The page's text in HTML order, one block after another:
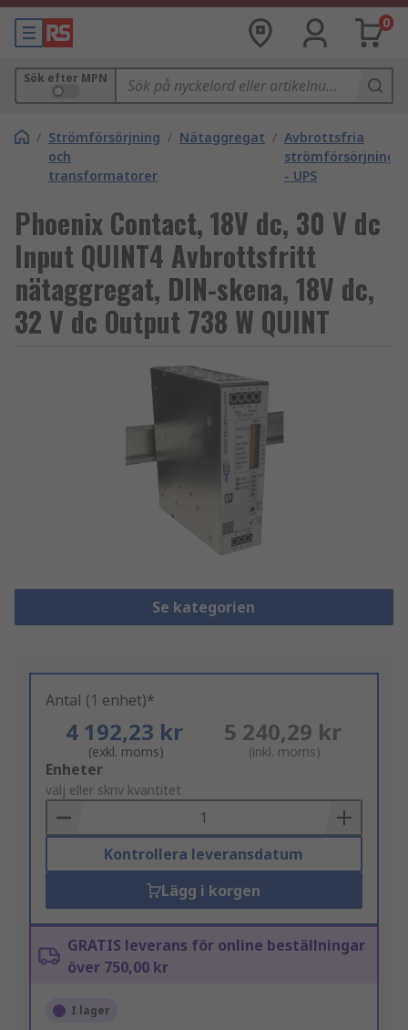
0
Sök efter MPN
/ Strömförsörjning
och
transformatorer
/ Nätaggregat / Avbrottsfria
strömförsörjningar
- UPS
Phoenix Contact, 18V dc, 30 V dc
Input QUINT4 Avbrottsfritt
nätaggregat, DIN-skena, 18V dc,
32 V dc Output 738 W QUINT
Se kategorien
Antal (1 enhet)*
4 192,23 kr
(exkl. moms)
5 240,29 kr
(inkl. moms)
Add
to
Basket
Enheter
välj eller skriv kvantitet
Kontrollera leveransdatum
Lägg i korgen
GRATIS leverans för online beställningar
över 750,00 kr
I lager